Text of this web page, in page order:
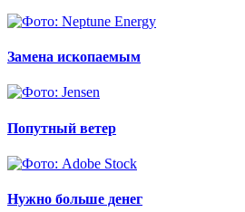
Замена ископаемым
Попутный ветер
Нужно больше денег